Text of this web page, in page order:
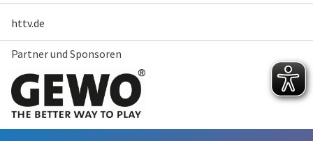
httv.de
Partner und Sponsoren